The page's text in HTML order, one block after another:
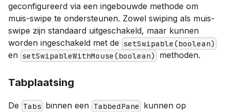
geconfigureerd via een ingebouwde methode om
muis-swipe te ondersteunen. Zowel swiping als muis-
swipe zijn standaard uitgeschakeld, maar kunnen
worden ingeschakeld met de setSwipable(boolean)
en setSwipableWithMouse(boolean) methoden.
Tabplaatsing
De Tabs binnen een TabbedPane kunnen op